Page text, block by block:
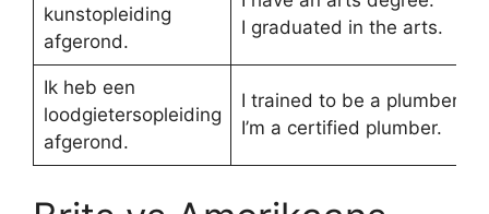
kunstopleiding
afgerond.
I graduated in the arts.
Ik heb een
loodgietersopleiding
afgerond.
I trained to be a plumber.
I’m a certified plumber.